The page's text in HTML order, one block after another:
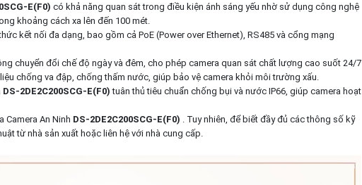
E(F0) có khả năng quan sát trong điều kiện ánh sáng yếu nhờ sử dụng công nghệ
khoảng cách xa lên đến 100 mét.
kết nối đa dạng, bao gồm cả PoE (Power over Ethernet), RS485 và cổng mạng
chuyển đổi chế độ ngày và đêm, cho phép camera quan sát chất lượng cao suốt 24/7
chống va đập, chống thấm nước, giúp bảo vệ camera khỏi môi trường xấu.
DS-2DE2C200SCG-E(F0)tuân thủ tiêu chuẩn chống bụi và nước IP66, giúp camera hoạt
An Ninh DS-2DE2C200SCG-E(F0)
. Tuy nhiên, để biết đầy đủ các thông số kỹ
từ nhà sản xuất hoặc liên hệ với nhà cung cấp.